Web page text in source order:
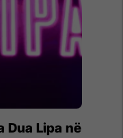
Dua Lipa në